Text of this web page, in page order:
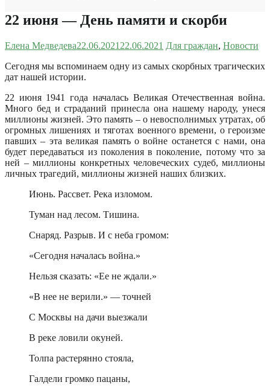
22 июня — День памяти и скорби
Елена Медведева22.06.2021 22.06.2021 Для граждан, Новости
Сегодня мы вспоминаем одну из самых скорбных трагических
дат нашей истории.
22 июня 1941 года началась Великая Отечественная война.
Много бед и страданий принесла она нашему народу, унеся
миллионы жизней. Это память – о невосполнимых утратах, об
огромных лишениях и тяготах военного времени, о героизме
павших – эта великая память о войне останется с нами, она
будет передаваться из поколения в поколение, потому что за
ней – миллионы конкретных человеческих судеб, миллионы
личных трагедий, миллионы жизней наших близких.
Июнь. Рассвет. Река изломом.
Туман над лесом. Тишина.
Снаряд. Разрыв. И с неба громом:
«Сегодня началась война.»
Нельзя сказать: «Ее не ждали.»
«В нее не верили.» — точней
С Москвы на дачи выезжали
В реке ловили окуней.
Толпа растерянно стояла,
Галдели громко пацаны,